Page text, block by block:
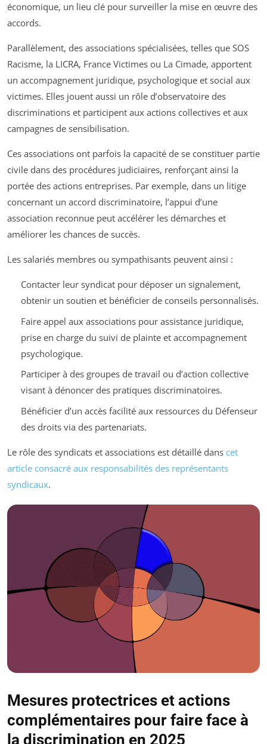
économique, un lieu clé pour surveiller la mise en œuvre des
accords.
Parallèlement, des associations spécialisées, telles que SOS
Racisme, la LICRA, France Victimes ou La Cimade, apportent
un accompagnement juridique, psychologique et social aux
victimes. Elles jouent aussi un rôle d’observatoire des
discriminations et participent aux actions collectives et aux
campagnes de sensibilisation.
Ces associations ont parfois la capacité de se constituer partie
civile dans des procédures judiciaires, renforçant ainsi la
portée des actions entreprises. Par exemple, dans un litige
concernant un accord discriminatoire, l’appui d’une
association reconnue peut accélérer les démarches et
améliorer les chances de succès.
Les salariés membres ou sympathisants peuvent ainsi :
Contacter leur syndicat pour déposer un signalement,
obtenir un soutien et bénéficier de conseils personnalisés.
Faire appel aux associations pour assistance juridique,
prise en charge du suivi de plainte et accompagnement
psychologique.
Participer à des groupes de travail ou d’action collective
visant à dénoncer des pratiques discriminatoires.
Bénéficier d’un accès facilité aux ressources du Défenseur
des droits via des partenariats.
Le rôle des syndicats et associations est détaillé dans cet
article consacré aux responsabilités des représentants
syndicaux.
Mesures protectrices et actions
complémentaires pour faire face à
la discrimination en 2025